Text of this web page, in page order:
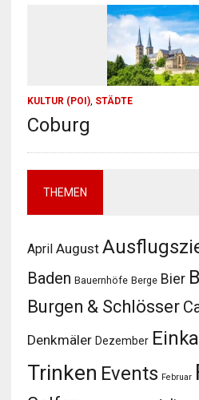
KULTUR (POI), STÄDTE
Coburg
THEMEN
April August
Baden Bauernhöfe Berge Bier
Burgen & Schlösser
Denkmäler Dezember
Trinken Events Februar